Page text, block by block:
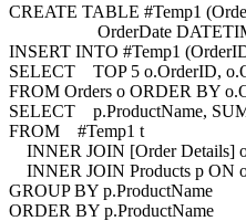
CREATE TABLE #Temp1
OrderDate
INSERT INTO #Temp1
SELECT TOP 5 o.OrderID,
FROM Orders o ORDER BY
SELECT p.ProductName,
FROM #Temp1 t
INNER JOIN [Order Details]
INNER JOIN Products p ON
GROUP BY p.ProductName
ORDER BY p.ProductName